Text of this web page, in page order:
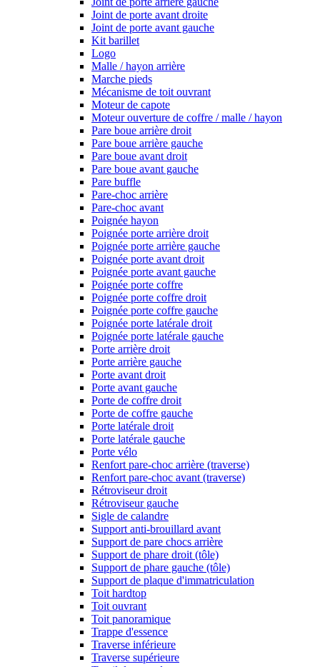
Joint de porte avant droite
Joint de porte avant gauche
Kit barillet
Logo
Malle / hayon arrière
Marche pieds
Mécanisme de toit ouvrant
Moteur de capote
Moteur ouverture de coffre / malle / hayon
Pare boue arrière droit
Pare boue arrière gauche
Pare boue avant droit
Pare boue avant gauche
Pare buffle
Pare-choc arrière
Pare-choc avant
Poignée hayon
Poignée porte arrière droit
Poignée porte arrière gauche
Poignée porte avant droit
Poignée porte avant gauche
Poignée porte coffre
Poignée porte coffre droit
Poignée porte coffre gauche
Poignée porte latérale droit
Poignée porte latérale gauche
Porte arrière droit
Porte arrière gauche
Porte avant droit
Porte avant gauche
Porte de coffre droit
Porte de coffre gauche
Porte latérale droit
Porte latérale gauche
Porte vélo
Renfort pare-choc arrière (traverse)
Renfort pare-choc avant (traverse)
Rétroviseur droit
Rétroviseur gauche
Sigle de calandre
Support anti-brouillard avant
Support de pare chocs arrière
Support de phare droit (tôle)
Support de phare gauche (tôle)
Support de plaque d'immatriculation
Toit hardtop
Toit ouvrant
Toit panoramique
Trappe d'essence
Traverse inférieure
Traverse supérieure